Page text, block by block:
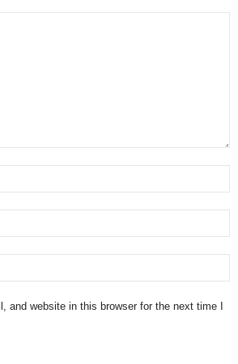
and website in this browser for the next time I